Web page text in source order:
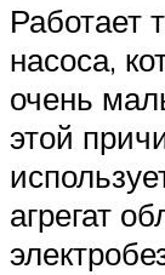
Работает
насоса,
очень
этой
агрегат